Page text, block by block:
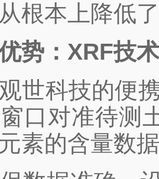
根本上降低
：XRF技术
科技的便携
口对准待测
素的含量数